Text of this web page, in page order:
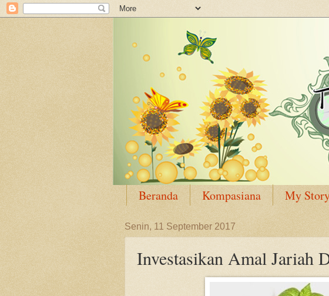
Beranda Kompasiana My
Senin, 11 September 2017
Investasikan Amal Jariah